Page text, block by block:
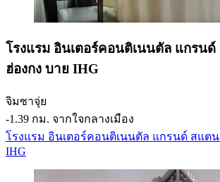
โรงแรม อินเตอร์คอนติเนนตัล แกรน
ฮ่องกง บาย IHG
จิมซาจุ่ย
‐1.39 กม. จากใจกลางเมือง
โรงแรม อินเตอร์คอนติเนนตัล แกรนด์ สแต
IHG